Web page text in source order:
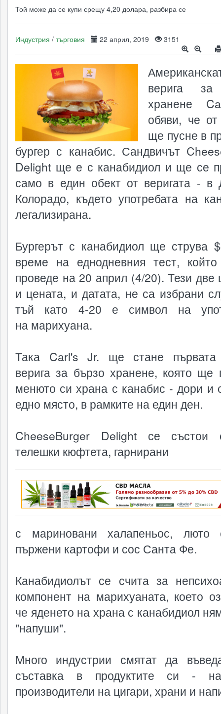
Той може да се купи срещу 4,20 долара, разбира се
Индустрия / търговия 22 април, 2019 3151
верига за
хранене
обяви, че
ще пусне в
бургер с канабис. Сандвичът
Delight ще е с канабидиол и ще се
само в един обект от веригата - в
Колорадо, където употребата на
легализирана.
Бургерът с канабидиол ще струва
време на еднодневния тест,
проведе на 20 април (4/20). Тези
и цената, и датата, не са избрани
тъй като 4-20 е символ на
на марихуана.
Така Carl's Jr. ще стане първата
верига за бързо хранене, която ще
менюто си храна с канабис - дори и
едно място, в рамките на един ден.
CheeseBurger Delight се състои
телешки кюфтета, гарнирани
реклама
с мариновани халапеньос, люто
пържени картофи и сос Санта Фе.
Канабидиолът се счита за
компонент на марихуаната, което
че яденето на храна с канабидиол
"напуши".
Много индустрии смятат да
съставка в продуктите си -
производители на цигари, храни и